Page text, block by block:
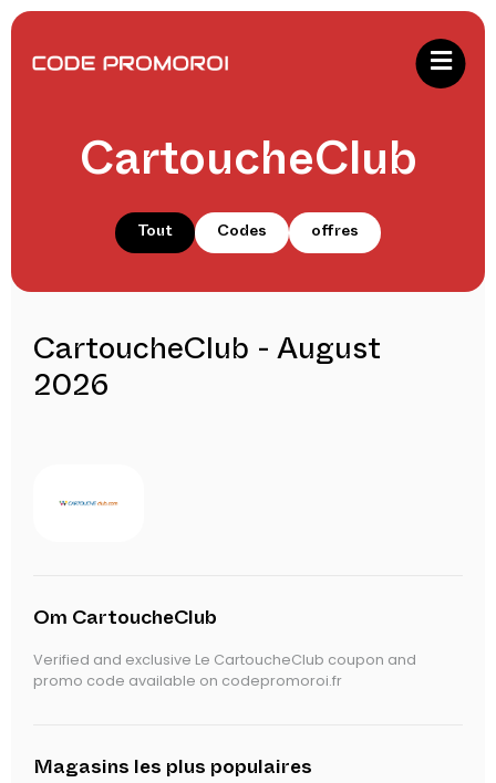
CartoucheClub
Tout Codes offres
CartoucheClub - August
2026
Om CartoucheClub
Verified and exclusive Le CartoucheClub coupon and
promo code available on codepromoroi.fr
Magasins les plus populaires